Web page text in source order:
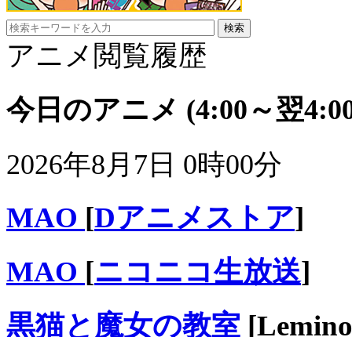
アニメ閲覧履歴
今日のアニメ (4:00～翌
2026年8月7日 0時00分
MAO [Dアニメストア]
MAO [ニコニコ生放送]
黒猫と魔女の教室